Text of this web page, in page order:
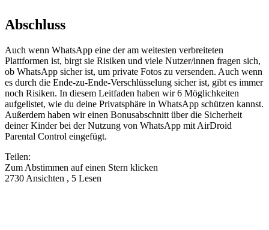
Abschluss
Auch wenn WhatsApp eine der am weitesten verbreiteten
Plattformen ist, birgt sie Risiken und viele Nutzer/innen fragen sich,
ob WhatsApp sicher ist, um private Fotos zu versenden. Auch wenn
es durch die Ende-zu-Ende-Verschlüsselung sicher ist, gibt es immer
noch Risiken. In diesem Leitfaden haben wir 6 Möglichkeiten
aufgelistet, wie du deine Privatsphäre in WhatsApp schützen kannst.
Außerdem haben wir einen Bonusabschnitt über die Sicherheit
deiner Kinder bei der Nutzung von WhatsApp mit AirDroid
Parental Control eingefügt.
Teilen:
Zum Abstimmen auf einen Stern klicken
2730 Ansichten , 5 Lesen